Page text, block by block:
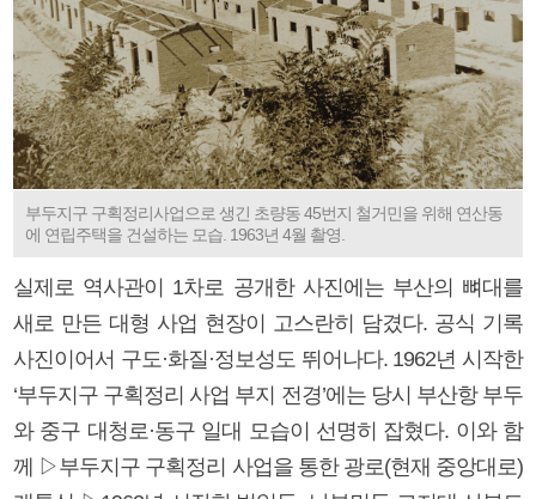
부두지구 구획정리사업으로 생긴 초량동 45번지 철거민을 위해 연산동
에 연립주택을 건설하는 모습. 1963년 4월 촬영.
실제로 역사관이 1차로 공개한 사진에는 부산의 뼈대를
새로 만든 대형 사업 현장이 고스란히 담겼다. 공식 기록
사진이어서 구도·화질·정보성도 뛰어나다. 1962년 시작한
‘부두지구 구획정리 사업 부지 전경’에는 당시 부산항 부두
와 중구 대청로·동구 일대 모습이 선명히 잡혔다. 이와 함
께 ▷부두지구 구획정리 사업을 통한 광로(현재 중앙대로)